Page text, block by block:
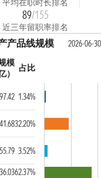
平均在职时长排名
89/155
近三年留职率排名
产品线规模
2026-06-30
模
）
占比
97.42 1.34%
32.20%
3.52%
62.37%